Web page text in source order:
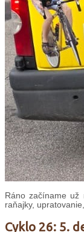
Ráno začíname
raňajky,
Cyklo 26: 5.